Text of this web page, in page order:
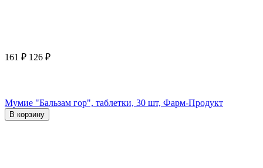
161 ₽ 126 ₽
Мумие "Бальзам гор", таблетки, 30 шт, Фарм-Продукт
В корзину